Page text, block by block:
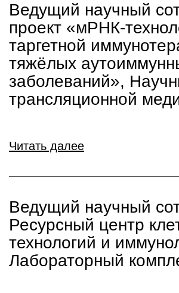
Ведущий научный
проект «мРНК-
таргетной
тяжёлых
заболеваний»,
трансляционной
Читать далее
Ведущий научный
Ресурсный центр
технологий и
Лабораторный